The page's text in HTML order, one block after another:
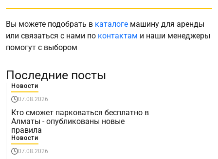
Вы можете подобрать в каталоге машину для аренды
или связаться с нами по контактам и наши менеджеры
помогут с выбором
Последние посты
Новости
07.08.2026
Кто сможет парковаться бесплатно в
Алматы - опубликованы новые
правила
Новости
07.08.2026